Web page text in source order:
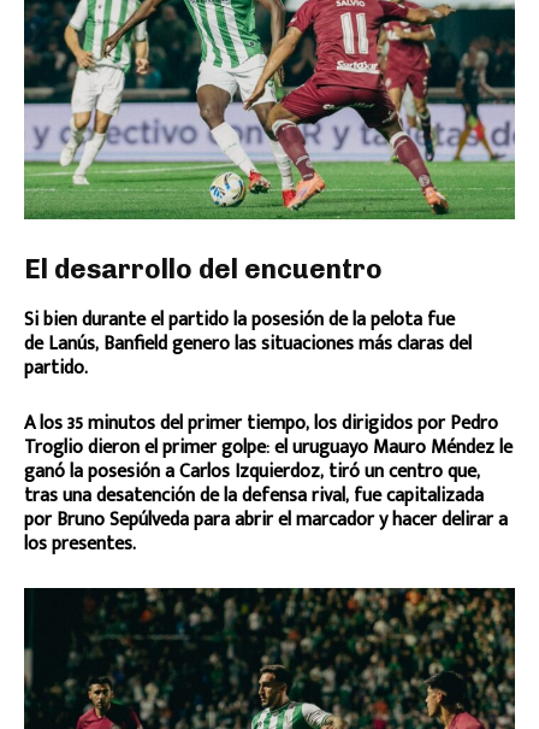
El desarrollo del encuentro
Si bien durante el partido la posesión de la pelota fue
de Lanús, Banfield genero las situaciones más claras del
partido.
A los 35 minutos del primer tiempo, los dirigidos por Pedro
Troglio dieron el primer golpe: el uruguayo Mauro Méndez le
ganó la posesión a Carlos Izquierdoz, tiró un centro que,
tras una desatención de la defensa rival, fue capitalizada
por Bruno Sepúlveda para abrir el marcador y hacer delirar a
los presentes.